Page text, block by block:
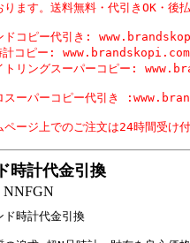
ります。送料無料・代引きOK・後
ドコピー代引き:
計コピー:
トリングスーパーコピー:
スーパーコピー代引き
ページ上でのご注文は24時間受け
時計代金引換
ド時計代金引換